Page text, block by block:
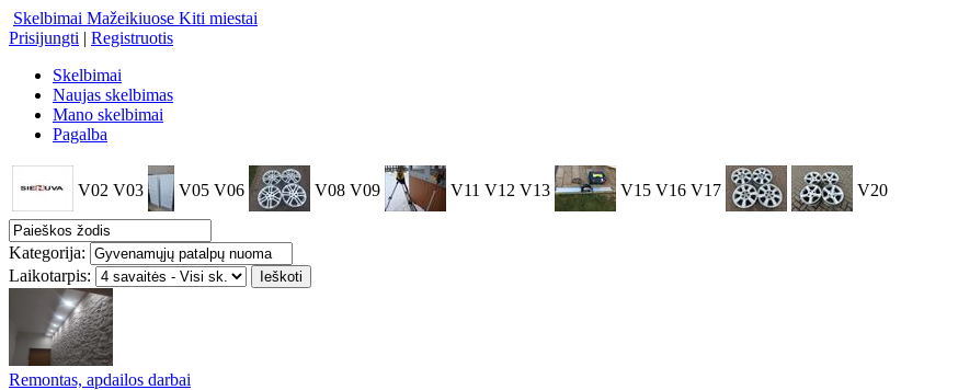
Skelbimai Mažeikiuose Kiti miestai
Prisijungti | Registruotis
Skelbimai
Naujas skelbimas
Mano skelbimai
Pagalba
V02 V03 V05 V06 V08 V09 V11 V12 V13 V15 V16 V17 V20
Kategorija:
Laikotarpis:
Remontas, apdailos darbai